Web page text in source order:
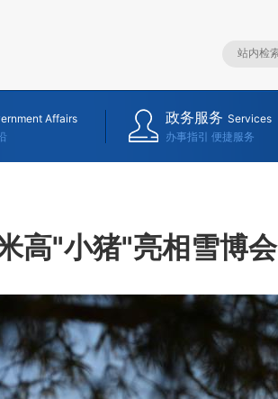
Affairs
政务服务 Services
办事指引 便捷服务
高"小猪"亮相雪博会